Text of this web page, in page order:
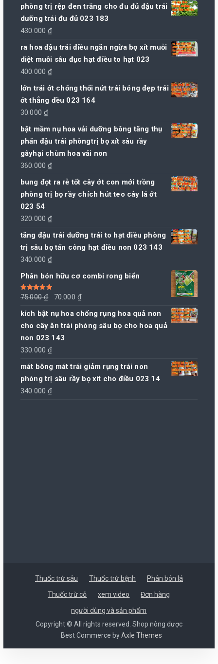
phòng trị rệp đen trắng cho đu đủ đậu trái
dưỡng trái đu đủ 023 183
430.000₫
ra hoa đậu trái điều ngăn ngừa bọ xít muỗi
diệt muỗi sâu đục hạt điều to hạt 023
400.000₫
lớn trái ớt chống thối nứt trái bóng đẹp trái
ớt thẳng đều 023 164
30.000₫
bật mầm nụ hoa vải dưỡng bông tăng thụ
phấn đậu trái phòngtrị bọ xít sâu rầy
gâyhại chùm hoa vải non
360.000₫
bung đọt ra rễ tốt cây ớt con mới trồng
phòng trị bọ rầy chích hút teo cây lá ớt
023 54
320.000₫
tăng đậu trái dưỡng trái to hạt điều phòng
trị sâu bọ tấn công hạt điều non 023 143
340.000₫
Phân bón hữu cơ combi rong biển
Được xếp
5.005
75.000₫
Giá
gốc
là:
75.000 ₫.
70.000 ₫
hiện
tại
kích bật nụ hoa chống rụng hoa quả non
cho cây ăn trái phòng sâu bọ cho hoa quả
non 023 143
330.000₫
mát bông mát trái giảm rụng trái non
phòng trị sâu rầy bọ xít cho điều 023 14
340.000₫
Thuốc trừ sâu Thuốc trừ bệnh Phân bón lá
Thuốc trừ cỏ xem video Đơn hàng
người dùng và sản phẩm
Copyright © All rights reserved. Shop nông dược
Best Commerce byAxle Themes